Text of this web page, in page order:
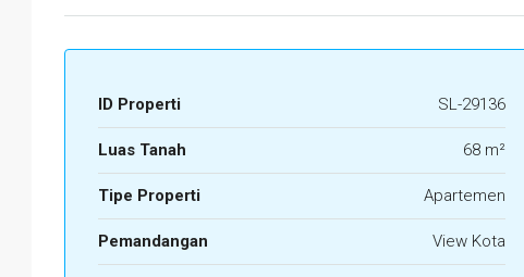
ID Properti SL-29136
Luas Tanah 68 m²
Tipe Properti Apartemen
Pemandangan View Kota